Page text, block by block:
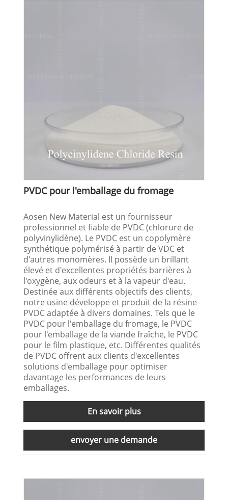
PVDC pour l'emballage du fromage
Aosen New Material est un fournisseur
professionnel et fiable de PVDC (chlorure de
polyvinylidène). Le PVDC est un copolymère
synthétique polymérisé à partir de VDC et
d'autres monomères. Il possède un brillant
élevé et d'excellentes propriétés barrières à
l'oxygène, aux odeurs et à la vapeur d'eau.
Destinée aux différents objectifs des clients,
notre usine développe et produit de la résine
PVDC adaptée à divers domaines. Tels que le
PVDC pour l'emballage du fromage, le PVDC
pour l'emballage de la viande fraîche, le PVDC
pour le film plastique, etc. Différentes qualités
de PVDC offrent aux clients d'excellentes
solutions d'emballage pour optimiser
davantage les performances de leurs
emballages.
En savoir plus
envoyer une demande